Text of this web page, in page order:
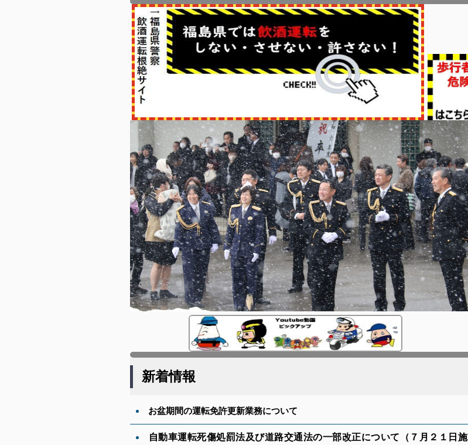
新着情報
お盆期間の運転免許更新業務について
自動車運転死傷処罰法及び道路交通法の一部改正について（７月２１日施